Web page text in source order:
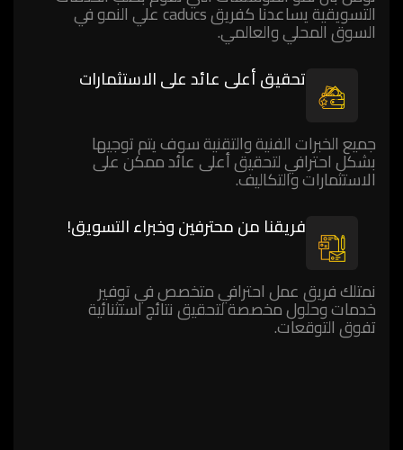
التسويقية يساعدنا كفريق caducs علي النمو في
السوق المحلي والعالمي.
تحقيق أعلى عائد على الاستثمارات
جميع الخبرات الفنية والتقنية سوف يتم توجيها
بشكل احترافي لتحقيق أعلى عائد ممكن على
الاستثمارات والتكاليف.
فريقنا من محترفين وخبراء التسويق!
نمتلك فريق عمل احترافي متخصص في توفير
خدمات وحلول مخصصة لتحقيق نتائج استثنائية
تفوق التوقعات.